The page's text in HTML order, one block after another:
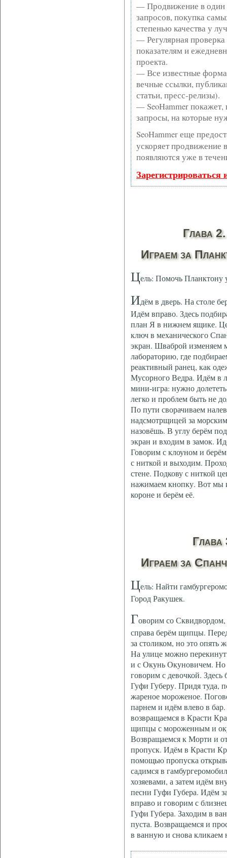
— Продвижение в один
запросов, покупка
степенью качества у
— Регулярная проверка
показателям и
проекта.
— Все известные
вечные ссылки,
статьи, пресс-релизы).
— SeoHammer покажет,
запросы, на которые
SeoHammer еще
ускоряет продвижение
появляются уже в
Глава
Играем за
Цель: Помочь Планктону
Идём в дверь. На столе
Идём вправо. Здесь
план Я в нижнем ящике.
ключ в механического
экран. Шваброй изменяем
лабораторию, где
реактивный ранец, как
Мусорного Ведра. Идём в
мини-игра: нужно
легко и проблем быть не
По пути сворачиваем
надсмотрщицей за
назовёшь. В углу берём
экран и входим в замок.
Говорим с клоуном и
с ниткой и выходим.
стене. Подкову с ниткой
нажимаем кнопку. Вот мы
короне и берём её.
Глава
Играем за
Цель: Найти
Город Ракушек.
Говорим со
справа берём щипцы.
за столиком, но это опять
На улице можно
и с Окунь Окуновичем. Но
говорим с девочкой.
Гуфи Губеру. Придя туда,
жареное мороженое.
парнем и идём влево в
возвращаемся в Красти
щипцы с мороженным и
Возвращаемся к Морти и
пропуск. Идём в Красти
помощью пропуска
садимся в
хозяевами, а затем идём
песни Гуфи Губера. Идём
вправо и говорим с
Гуфи Губера. Заходим в
пуста. Возвращаемся и
в ванную и снова